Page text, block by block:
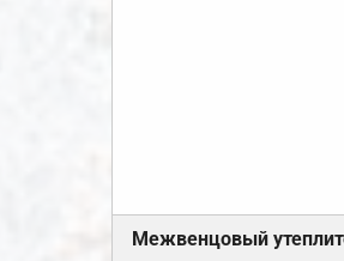
Межвенцовый